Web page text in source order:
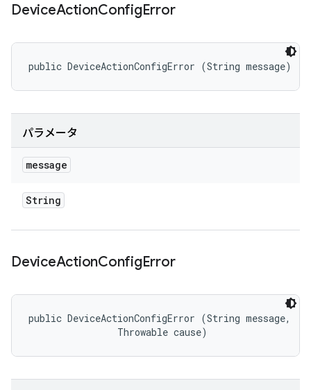
DeviceActionConfigError
public DeviceActionConfigError (String message)
パラメータ
message
String
DeviceActionConfigError
public DeviceActionConfigError (String message,
                Throwable cause)